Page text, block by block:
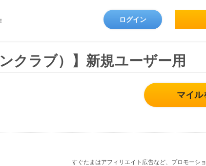
ログイン
クラブ）】新規ユーザー用
マイル
すぐたまはアフィリエイト広告など、プロモーシ